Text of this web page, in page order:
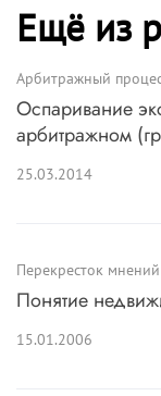
Ещё из
Арбитражный
Оспаривание
арбитражном
25.03.2014
Перекресток мнений
Понятие
15.01.2006